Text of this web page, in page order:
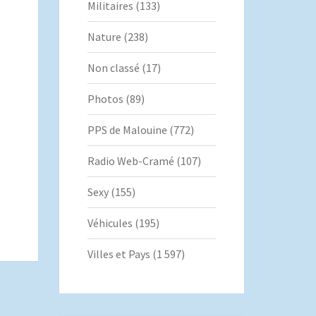
Militaires (133)
Nature (238)
Non classé (17)
Photos (89)
PPS de Malouine (772)
Radio Web-Cramé (107)
Sexy(155)
Véhicules (195)
Villes et Pays (1 597)